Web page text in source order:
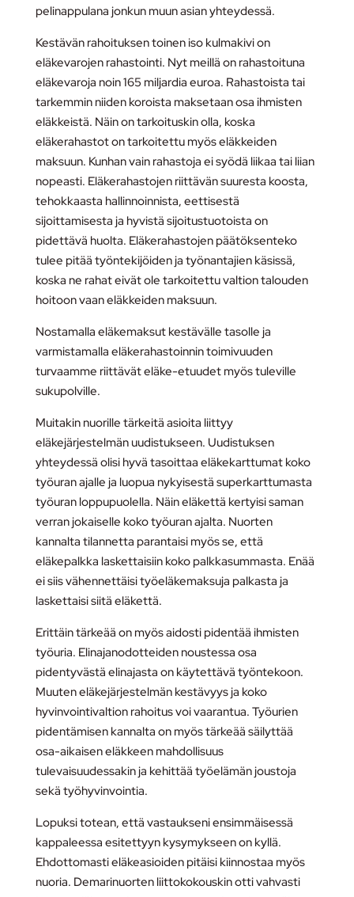
pelinappulana jonkun muun asian yhteydessä.
Kestävän rahoituksen toinen iso kulmakivi on
eläkevarojen rahastointi. Nyt meillä on rahastoituna
eläkevaroja noin 165 miljardia euroa. Rahastoista tai
tarkemmin niiden koroista maksetaan osa ihmisten
eläkkeistä. Näin on tarkoituskin olla, koska
eläkerahastot on tarkoitettu myös eläkkeiden
maksuun. Kunhan vain rahastoja ei syödä liikaa tai liian
nopeasti. Eläkerahastojen riittävän suuresta koosta,
tehokkaasta hallinnoinnista, eettisestä
sijoittamisesta ja hyvistä sijoitustuotoista on
pidettävä huolta. Eläkerahastojen päätöksenteko
tulee pitää työntekijöiden ja työnantajien käsissä,
koska ne rahat eivät ole tarkoitettu valtion talouden
hoitoon vaan eläkkeiden maksuun.
Nostamalla eläkemaksut kestävälle tasolle ja
varmistamalla eläkerahastoinnin toimivuuden
turvaamme riittävät eläke-etuudet myös tuleville
sukupolville.
Muitakin nuorille tärkeitä asioita liittyy
eläkejärjestelmän uudistukseen. Uudistuksen
yhteydessä olisi hyvä tasoittaa eläkekarttumat koko
työuran ajalle ja luopua nykyisestä superkarttumasta
työuran loppupuolella. Näin eläkettä kertyisi saman
verran jokaiselle koko työuran ajalta. Nuorten
kannalta tilannetta parantaisi myös se, että
eläkepalkka laskettaisiin koko palkkasummasta. Enää
ei siis vähennettäisi työeläkemaksuja palkasta ja
laskettaisi siitä eläkettä.
Erittäin tärkeää on myös aidosti pidentää ihmisten
työuria. Elinajanodotteiden noustessa osa
pidentyvästä elinajasta on käytettävä työntekoon.
Muuten eläkejärjestelmän kestävyys ja koko
hyvinvointivaltion rahoitus voi vaarantua. Työurien
pidentämisen kannalta on myös tärkeää säilyttää
osa-aikaisen eläkkeen mahdollisuus
tulevaisuudessakin ja kehittää työelämän joustoja
sekä työhyvinvointia.
Lopuksi totean, että vastaukseni ensimmäisessä
kappaleessa esitettyyn kysymykseen on kyllä.
Ehdottomasti eläkeasioiden pitäisi kiinnostaa myös
nuoria. Demarinuorten liittokokouskin otti vahvasti